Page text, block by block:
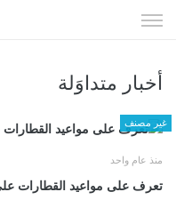
الى
أخبار متداوَلة
غير مصنف
منذ عام واحد
تعرف على مواعيد القطارات